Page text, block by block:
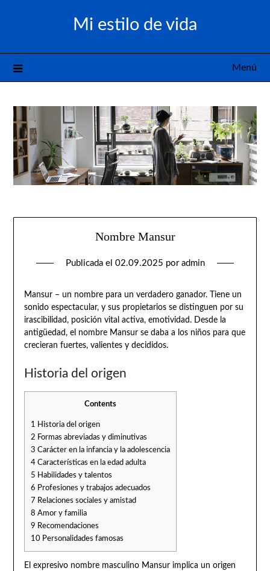
Mi estilo de vida
Menú
Nombre Mansur
Publicada el 02.09.2025 por admin
Mansur – un nombre para un verdadero ganador. Tiene un
sonido espectacular, y sus propietarios se distinguen por su
irascibilidad, posición vital activa, emotividad. Desde la
antigüedad, el nombre Mansur se daba a los niños para que
crecieran fuertes, valientes y decididos.
Historia del origen
Contents
1 Historia del origen
2 Formas abreviadas y diminutivas
3 Carácter en la infancia y la adolescencia
4Características en la edad adulta
5 Habilidades y talentos
6 Profesiones y trabajos adecuados
7 Relaciones sociales y amistad
8 Amor y familia
9 Recomendaciones
10Personalidades famosas
El expresivo nombre masculino Mansur implica un origen